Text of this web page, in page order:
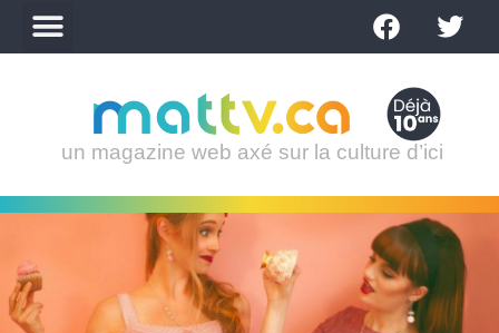
un magazine web axé sur la culture d’ici